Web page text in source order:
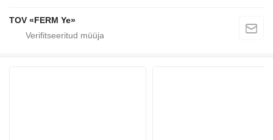
TOV «FERM Ye»